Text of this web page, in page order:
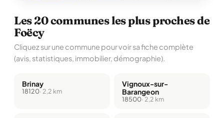
Les 20 communes les plus proches de
Foëcy
Cliquez sur une commune pour voir sa fiche complète
(avis, statistiques, immobilier, démographie).
Brinay
18120· 2,2 km
Vignoux-sur-
Barangeon
18500· 2,2 km